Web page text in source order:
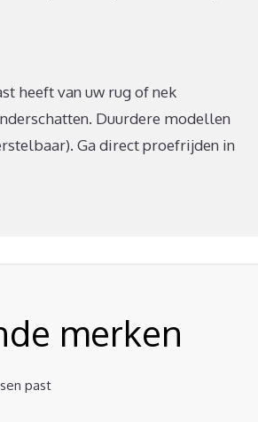
heeft van uw rug of nek
Duurdere modellen
Ga direct proefrijden in
merken
past